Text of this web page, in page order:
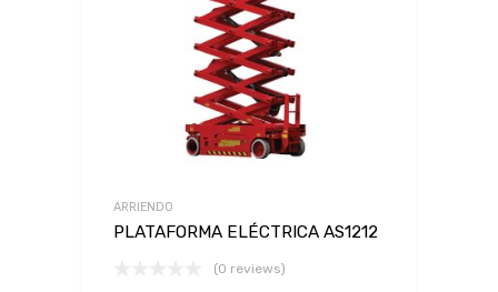
ARRIENDO
PLATAFORMA ELÉCTRICA AS1212
(0 reviews)